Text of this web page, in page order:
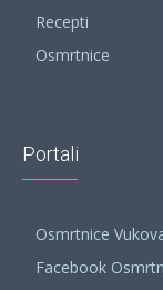
Recepti
Osmrtnice
Portali
Osmrtnice
Facebook